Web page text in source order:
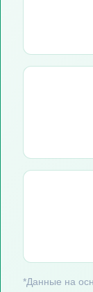
*Данные на